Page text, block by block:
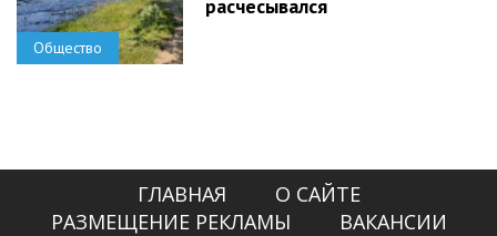
Общество
расчесывался
ГЛАВНАЯ
О САЙТЕ
РАЗМЕЩЕНИЕ РЕКЛАМЫ
ВАКАНСИИ